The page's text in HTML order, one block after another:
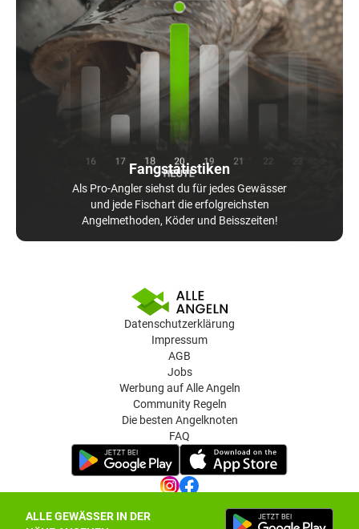
ALLE GEWÄSSER IN DER
Fangstatistiken
Als Pro-Angler siehst du für jedes Gewässer
und jede Fischart die erfolgreichsten
Angelmethoden, Köder und Beisszeiten!
Datenschutzerklärung
Impressum
AGB
Jobs
Werbung auf Alle Angeln
Community Regeln
Die besten Angelknoten
FAQ
Datenschutz-Einstellungen